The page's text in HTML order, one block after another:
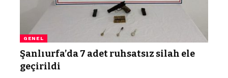
GENEL
Şanlıurfa’da 7 adet ruhsatsız silah ele
geçirildi